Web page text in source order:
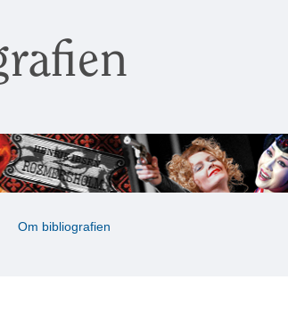
Om bibliografien